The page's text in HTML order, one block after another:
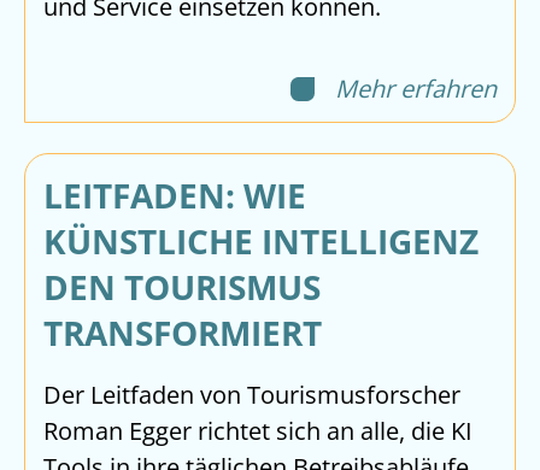
Mehr erfahren
LEITFADEN: WIE
KÜNSTLICHE INTELLIGENZ
DEN TOURISMUS
TRANSFORMIERT
Der Leitfaden von Tourismusforscher
Roman Egger richtet sich an alle, die KI